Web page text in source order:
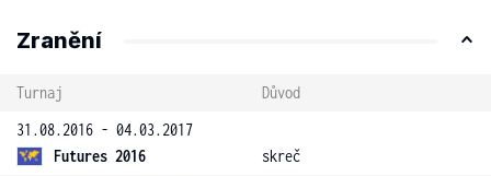
Zranění
Turnaj
Důvod
31.08.2016 - 04.03.2017
Futures 2016
skreč